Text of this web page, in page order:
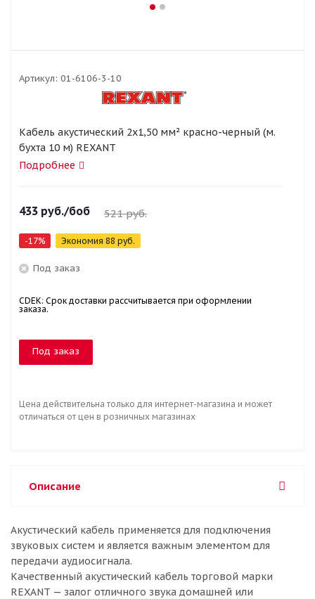
Артикул: 01-6106-3-10
Кабель акустический 2х1,50 мм² красно-черный (м.
бухта 10 м) REXANT
Подробнее
433 руб./боб 521руб.
-17% Экономия 88 руб.
Под заказ
CDEK: Срок доставки рассчитывается при оформлении
заказа.
Под заказ
Цена действительна только для интернет-магазина и может
отличаться от цен в розничных магазинах
Описание
Акустический кабель применяется для подключения
звуковых систем и является важным элементом для
передачи аудиосигнала.
Качественный акустический кабель торговой марки
REXANT — залог отличного звука домашней или